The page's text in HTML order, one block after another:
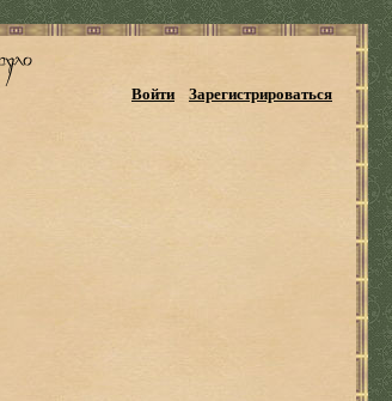
Войти Зарегистрироваться